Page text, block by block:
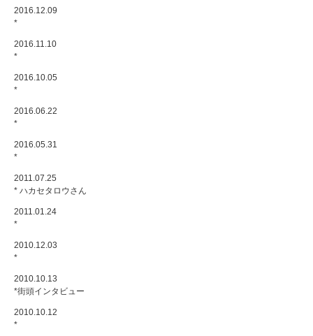
2016.12.09
*
2016.11.10
*
2016.10.05
*
2016.06.22
*
2016.05.31
*
2011.07.25
* ハカセタロウさん
2011.01.24
*
2010.12.03
*
2010.10.13
*街頭インタビュー
2010.10.12
*